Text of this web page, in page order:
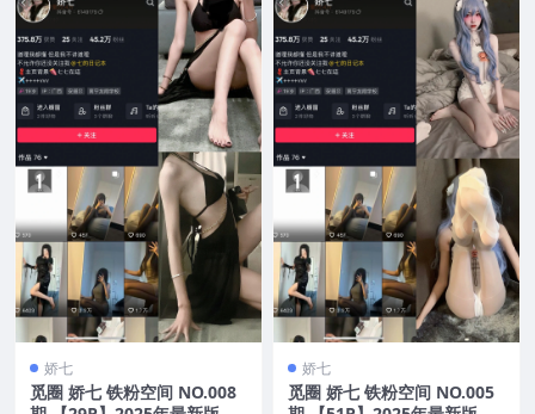
娇七
觅圈 娇七 铁粉空间 NO.008
娇七
觅圈 娇七 铁粉空间 NO.005